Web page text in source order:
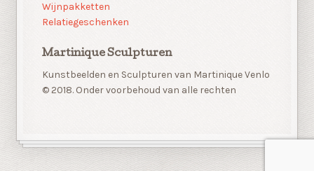
Wijnpakketten
Relatiegeschenken
Martinique Sculpturen
Kunstbeelden en Sculpturen van Martinique Venlo
© 2018. Onder voorbehoud van alle rechten